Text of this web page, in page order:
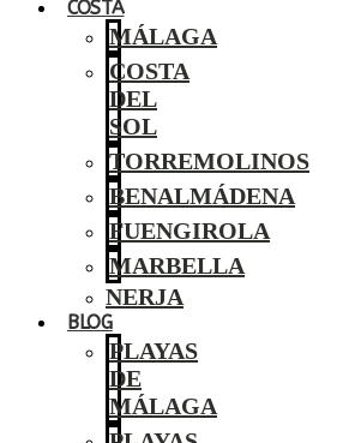
COSTA
MÁLAGA
COSTA
DEL
SOL
TORREMOLINOS
BENALMÁDENA
FUENGIROLA
MARBELLA
NERJA
BLOG
PLAYAS
DE
MÁLAGA